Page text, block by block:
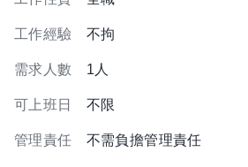
工作經驗 不拘
需求人數 1人
可上班日 不限
管理責任 不需負擔管理責任